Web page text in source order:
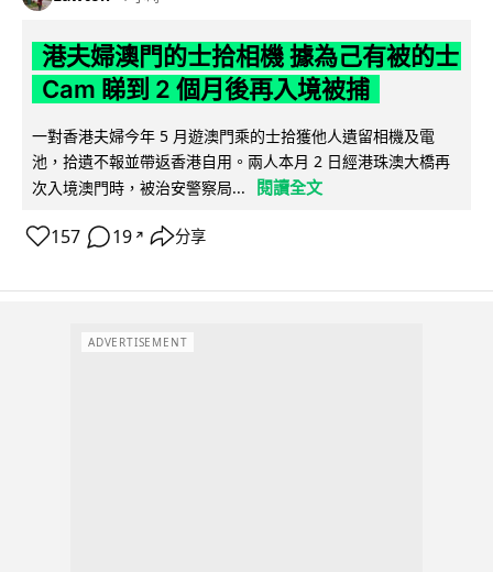
港夫婦澳門的士拾相機 據為己有被的士
Cam 睇到 2 個月後再入境被捕
一對香港夫婦今年 5 月遊澳門乘的士拾獲他人遺留相機及電
池，拾遺不報並帶返香港自用。兩人本月 2 日經港珠澳大橋再
次入境澳門時，被治安警察局...
閱讀全文
157 19 ↗ 分享
ADVERTISEMENT